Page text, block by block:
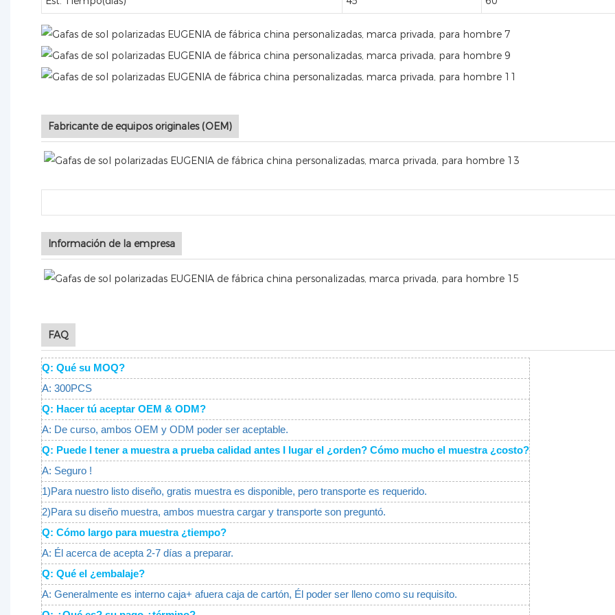
Fabricante de equipos originales (OEM)
Información de la empresa
FAQ
Q: Qué su MOQ?
A: 300PCS
Q: Hacer tú aceptar OEM & ODM?
A: De curso, ambos OEM y ODM poder ser aceptable.
Q: Puede I tener a muestra a prueba calidad antes I lugar el ¿orden? Cómo mucho el muestra ¿costo?
A: Seguro !
1)Para nuestro listo diseño, gratis muestra es disponible, pero transporte es requerido.
2)Para su diseño muestra, ambos muestra cargar y transporte son preguntó.
Q: Cómo largo para muestra ¿tiempo?
A: Él acerca de acepta 2-7 días a preparar.
Q: Qué el ¿embalaje?
A: Generalmente es interno caja+ afuera caja de cartón, Él poder ser lleno como su requisito.